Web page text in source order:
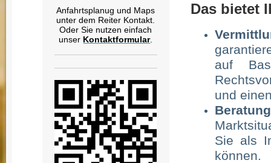
Anfahrtsplanug und Maps
unter dem Reiter Kontakt.
Oder Sie nutzen einfach
unser Kontaktformular.
Das bietet
auf
und
Sie als